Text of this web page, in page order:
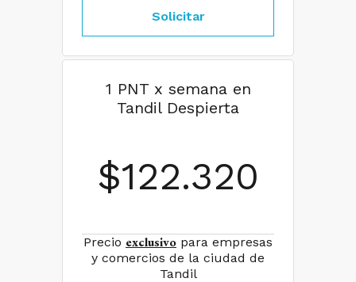
Solicitar
1 PNT x semana en
Tandil Despierta
$122.320
Precio exclusivo para empresas
y comercios de la ciudad de
Tandil